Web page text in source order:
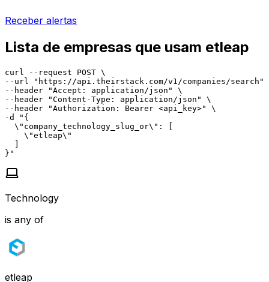
Receber alertas
Lista de empresas que usam etleap
curl --request POST \
--url "https://api.theirstack.com/v1/companies/search"
--header "Accept: application/json" \
--header "Content-Type: application/json" \
--header "Authorization: Bearer <api_key>" \
-d "{
  \"company_technology_slug_or\": [
    \"etleap\"
  ]
}"
Technology
is any of
etleap